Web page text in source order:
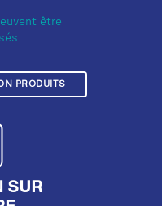
être
PRODUITS
SUR